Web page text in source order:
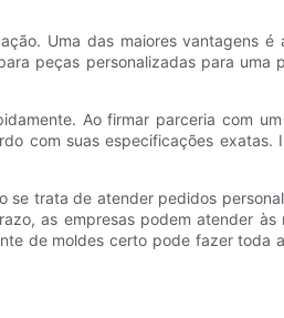
Uma das maiores vantagens
peças personalizadas para uma
Ao firmar parceria com
com suas especificações exatas.
se trata de atender pedidos
as empresas podem atender às
de moldes certo pode fazer toda